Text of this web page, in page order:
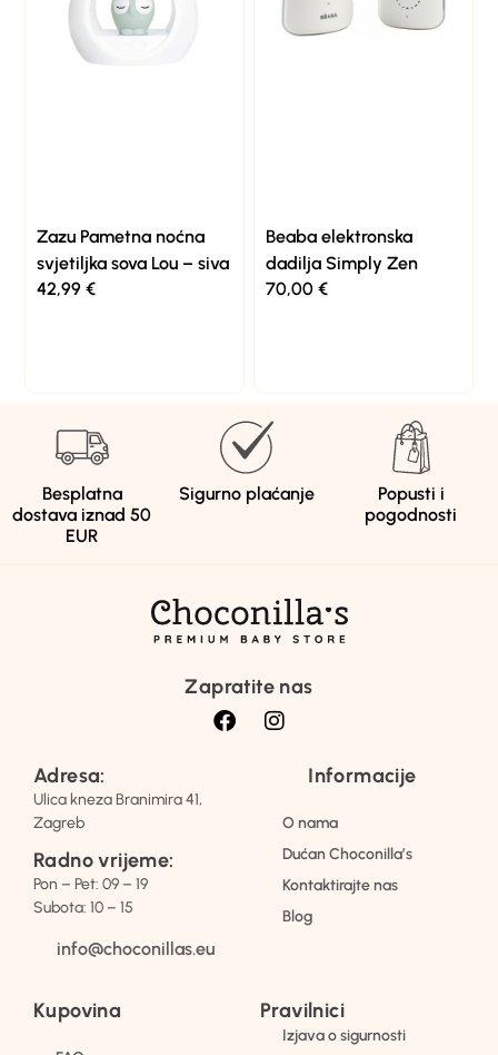
Zazu Pametna noćna
svjetiljka sova Lou – siva
42,99€
Beaba elektronska
dadilja Simply Zen
70,00 €
Besplatna
dostava iznad 50
EUR
Sigurno plaćanje
Popusti i
pogodnosti
Zapratite nas
Adresa:
Ulica kneza Branimira 41,
Zagreb
Radno vrijeme:
Pon – Pet: 09 – 19
Subota: 10 – 15
info@choconillas.eu
Informacije
O nama
Dućan Choconilla’s
Kontaktirajte nas
Blog
Kupovina Pravilnici
Izjava o sigurnosti